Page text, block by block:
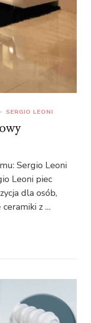
SERGIO LEONI
Sergio Leoni
Leoni piec
dla osób,
ceramiki z …